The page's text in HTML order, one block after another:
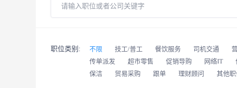
职位类别: 不限 技工/普工 餐饮服务 司机交通
传单派发
超市零售 促销导购 网络IT
保洁
贸易采购 跟单 理财顾问 其他职